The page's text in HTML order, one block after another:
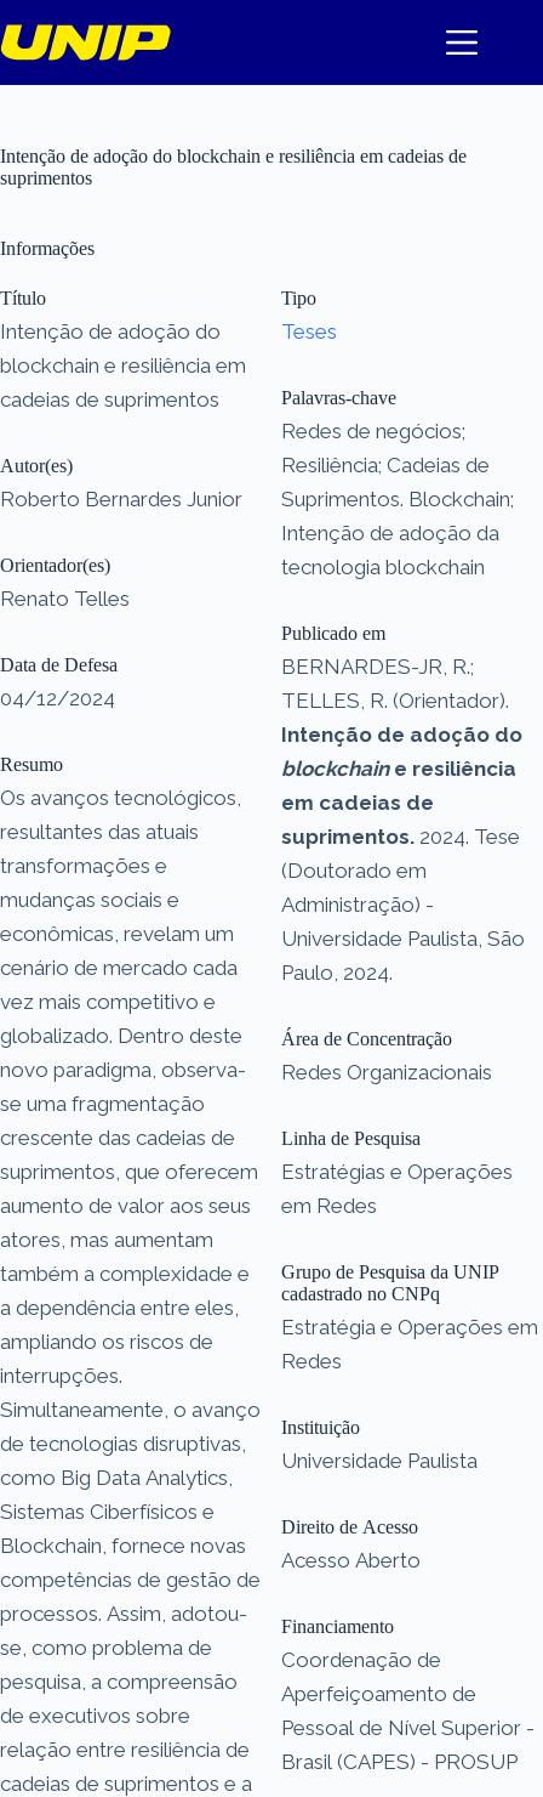
para
o
Intenção de adoção do blockchain e resiliência em cadeias de
suprimentos
Informações
Título
Intenção de adoção do
blockchain e resiliência em
cadeias de suprimentos
Autor(es)
Roberto Bernardes Junior
Orientador(es)
Renato Telles
Data de Defesa
04/12/2024
Resumo
Os avanços tecnológicos,
resultantes das atuais
transformações e
mudanças sociais e
econômicas, revelam um
cenário de mercado cada
vez mais competitivo e
globalizado. Dentro deste
novo paradigma, observa-
se uma fragmentação
crescente das cadeias de
suprimentos, que oferecem
aumento de valor aos seus
atores, mas aumentam
também a complexidade e
a dependência entre eles,
ampliando os riscos de
interrupções.
Simultaneamente, o avanço
de tecnologias disruptivas,
como Big Data Analytics,
Sistemas Ciberfísicos e
Blockchain, fornece novas
competências de gestão de
processos. Assim, adotou-
se, como problema de
pesquisa, a compreensão
de executivos sobre
relação entre resiliência de
cadeias de suprimentos e a
Tipo
Teses
Palavras-chave
Redes de negócios;
Resiliência; Cadeias de
Suprimentos. Blockchain;
Intenção de adoção da
tecnologia blockchain
Publicado em
BERNARDES-JR, R.;
TELLES, R. (Orientador).
Intenção de adoção do
blockchaine resiliência
em cadeias de
suprimentos. 2024. Tese
(Doutorado em
Administração) -
Universidade Paulista, São
Paulo, 2024.
Área de Concentração
Redes Organizacionais
Linha de Pesquisa
Estratégias e Operações
em Redes
Grupo de Pesquisa da UNIP
cadastrado no CNPq
Estratégia e Operações em
Redes
Instituição
Universidade Paulista
Direito de Acesso
Acesso Aberto
Financiamento
Coordenação de
Aperfeiçoamento de
Pessoal de Nível Superior -
Brasil (CAPES) - PROSUP